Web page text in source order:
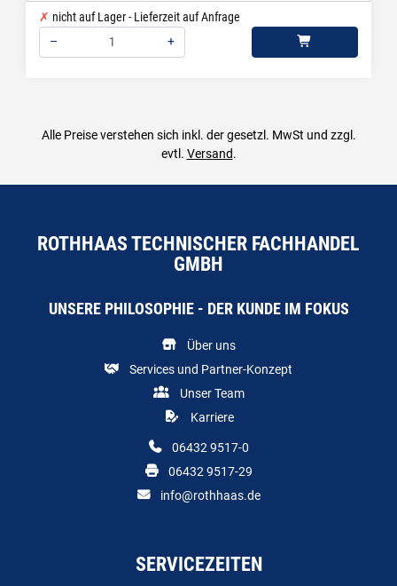
nicht auf Lager - Lieferzeit auf Anfrage
–
+
Alle Preise verstehen sich inkl. der gesetzl. MwSt und zzgl.
evtl. Versand.
ROTHHAAS TECHNISCHER FACHHANDEL
GMBH
UNSERE PHILOSOPHIE - DER KUNDE IM FOKUS
Über uns
Services und Partner-Konzept
Unser Team
Karriere
06432 9517-0
06432 9517-29
info@rothhaas.de
SERVICEZEITEN